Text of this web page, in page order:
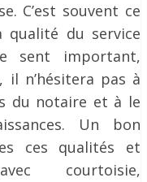
C’est souvent ce
du service
sent important,
il n’hésitera pas à
du notaire et à le
Un bon
ces qualités et
courtoisie,